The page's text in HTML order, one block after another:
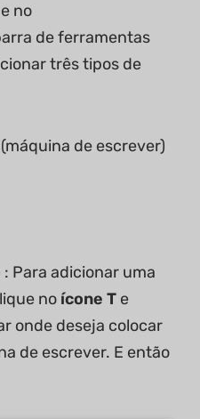
no
de ferramentas
três tipos de
de escrever)
: Para adicionar uma
no ícone T e
onde deseja colocar
de escrever. E então